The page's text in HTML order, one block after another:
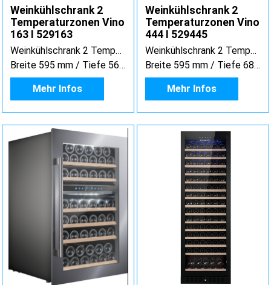
Weinkühlschrank 2
Temperaturzonen Vino
163 I 529163
Weinkühlschrank 2 Temperaturzonen Vino 163 / 529163
Breite 595 mm / Tiefe 564 mm / Höhe 820 mm
Mehr Infos
Weinkühlschrank 2
Temperaturzonen Vino
444 I 529445
Weinkühlschrank 2 Temperaturzonen Vino 444 / 529445
Breite 595 mm / Tiefe 680 mm / Höhe 1775 mm
Mehr Infos